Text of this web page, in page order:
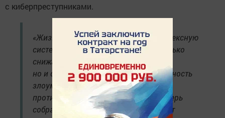
с киберпреступниками.
«Жизненная ситуация» создает комплексную
систему безопасности, которая не только
снижает риски для граждан,
но и существенно затрудняет деятельность
злоумышленников. Все инструменты
противодействия мошенничеству теперь
собраны в одном месте, что позволяет